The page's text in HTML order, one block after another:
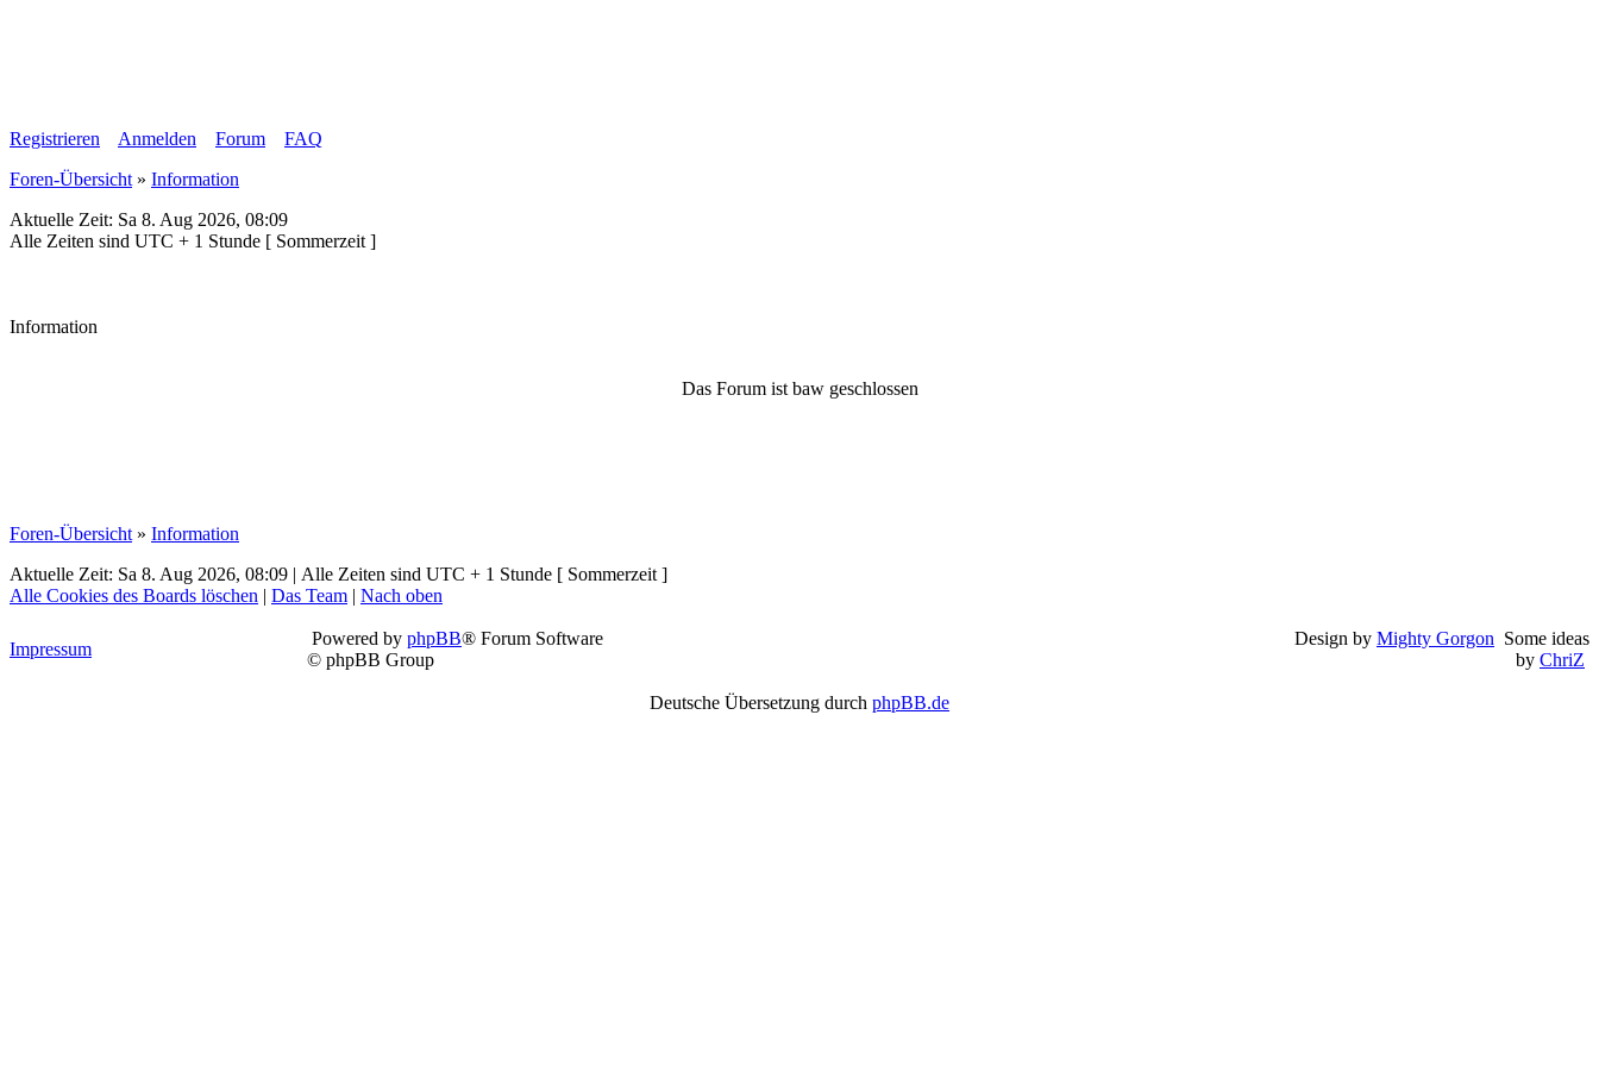
Registrieren Anmelden Forum
FAQ
Foren-Übersicht » Information
Aktuelle Zeit: Sa 8. Aug 2026, 08:09
Alle Zeiten sind UTC + 1 Stunde [ Sommerzeit ]
Information
Das Forum ist baw geschlossen
Foren-Übersicht » Information
Aktuelle Zeit: Sa 8. Aug 2026, 08:09 | Alle Zeiten sind UTC + 1 Stunde [ Sommerzeit ]
Alle Cookies des Boards löschen | Das Team | Nach oben
Impressum
Powered by phpBB® Forum Software
© phpBB Group
Design by Mighty Gorgon Some ideas
by ChriZ
Deutsche Übersetzung durch phpBB.de